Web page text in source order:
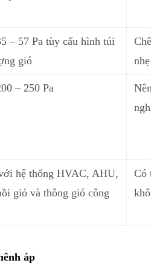
– 57 Pa tùy cấu hình túi
gió
– 250 Pa
hệ thống HVAC, AHU,
gió và thông gió công
Có
áp